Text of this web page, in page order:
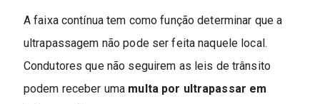
A faixa contínua tem como função determinar que a
ultrapassagem não pode ser feita naquele local.
Condutores que não seguirem as leis de trânsito
podem receber uma multa por ultrapassar em